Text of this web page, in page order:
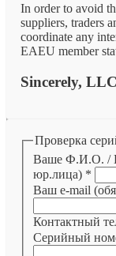
In order to avoid
suppliers, traders
coordinate any
EAEU member
Sincerely,
Проверка
Ваше Ф.И.О. /
юр.лица) *
Ваш e-mail
Контактный
Серийный